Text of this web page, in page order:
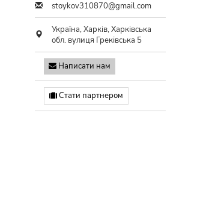
stoykov310870@gmail.com
Україна,Харків,Харківська
обл. вулиця Греківська 5
Написати нам
Стати партнером